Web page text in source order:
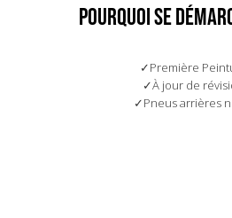
521 - Capteur d'inclinaison
551 - Pare-vent
640 - Pack Sport Chrono Plus
659 - Ordinateur de bord
680 - Pack audio BOSE
XCZ - Kit levier court
02/2025 - Entretien - 49121km -
POURQUOI SE
Première
À jour de
Pneus arrières